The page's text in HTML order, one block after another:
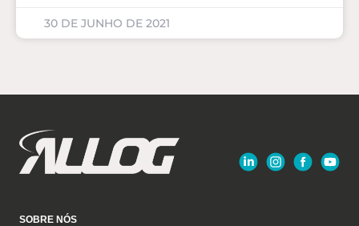
30 DE JUNHO DE 2021
SOBRE NÓS